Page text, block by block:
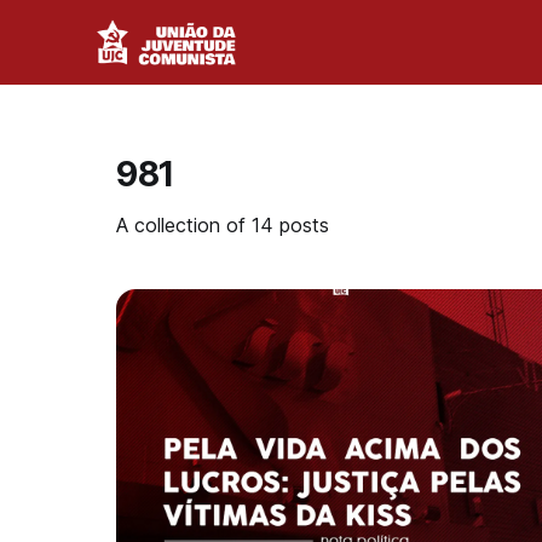
981
A collection of 14 posts